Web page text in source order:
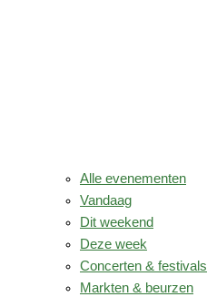
Alle evenementen
Vandaag
Dit weekend
Deze week
Concerten & festivals
Markten & beurzen